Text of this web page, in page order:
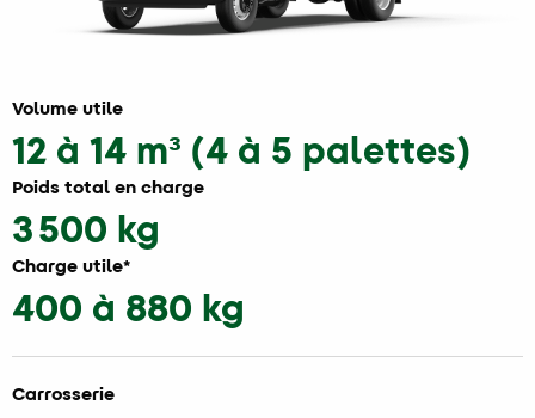
Volume utile
12 à 14 m³ (4 à 5 palettes)
Poids total en charge
3 500 kg
Charge utile*
400 à 880 kg
Carrosserie